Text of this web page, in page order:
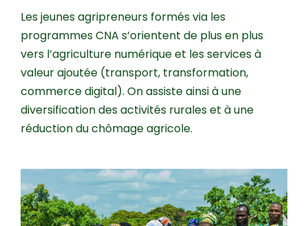
Les jeunes agripreneurs formés via les
programmes CNA s’orientent de plus en plus
vers l’agriculture numérique et les services à
valeur ajoutée (transport, transformation,
commerce digital). On assiste ainsi à une
diversification des activités rurales et à une
réduction du chômage agricole.